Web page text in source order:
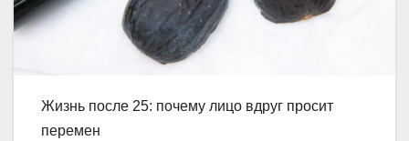
Жизнь после 25: почему лицо вдруг просит
перемен